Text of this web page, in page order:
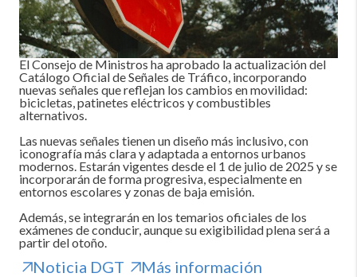
El Consejo de Ministros ha aprobado la actualización del
Catálogo Oficial de Señales de Tráfico, incorporando
nuevas señales que reflejan los cambios en movilidad:
bicicletas, patinetes eléctricos y combustibles
alternativos.
Las nuevas señales tienen un diseño más inclusivo, con
iconografía más clara y adaptada a entornos urbanos
modernos. Estarán vigentes desde el 1 de julio de 2025 y se
incorporarán de forma progresiva, especialmente en
entornos escolares y zonas de baja emisión.
Además, se integrarán en los temarios oficiales de los
exámenes de conducir, aunque su exigibilidad plena será a
partir del otoño.
Noticia DGT Más información